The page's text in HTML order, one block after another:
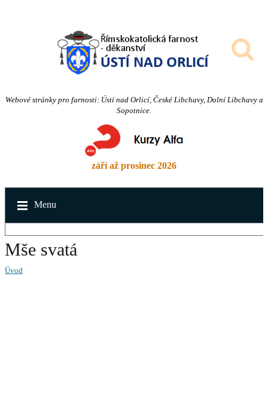
Webové stránky pro farnosti: Ústí nad Orlicí, České Libchavy, Dolní Libchavy a
Sopotnice.
září až prosinec 2026
Menu
Mše svatá
Úvod